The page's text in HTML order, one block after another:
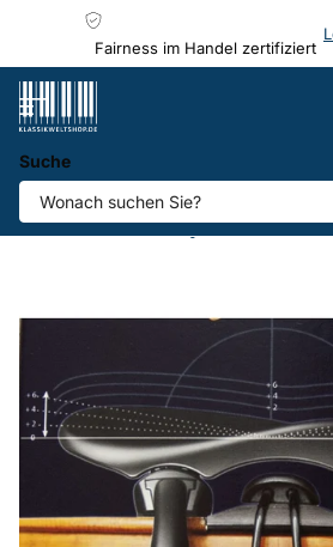
Fairness im Handel zertifiziert
Suche
Kinnhalter
Anbieter Wittner